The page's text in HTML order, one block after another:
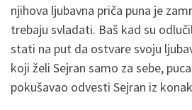
njihova ljubavna priča puna je
trebaju svladati. Baš kad su
stati na put da ostvare svoju
koji želi Sejran samo za sebe,
pokušavao odvesti Sejran iz